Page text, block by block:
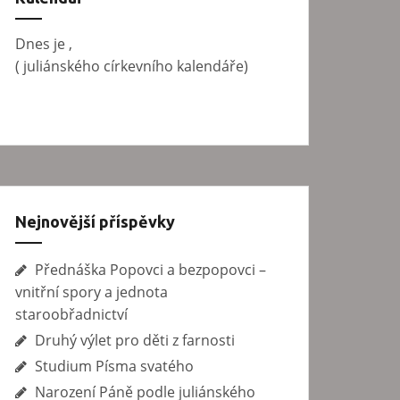
v
á
n
Dnes je ,
( juliánského církevního kalendáře)
Nejnovější příspěvky
Přednáška Popovci a bezpopovci –
vnitřní spory a jednota
staroobřadnictví
Druhý výlet pro děti z farnosti
Studium Písma svatého
Narození Páně podle juliánského